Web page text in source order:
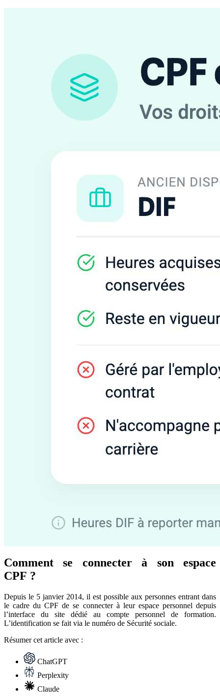
Comment se connecter à son espace
CPF ?
Depuis le 5 janvier 2014, il est possible aux personnes entrant dans
le cadre du CPF de se connecter à leur espace personnel depuis
l’interface du site dédié au compte personnel de formation.
L’identification se fait via le numéro de Sécurité sociale.
Résumercet article avec :
ChatGPT
Perplexity
Claude